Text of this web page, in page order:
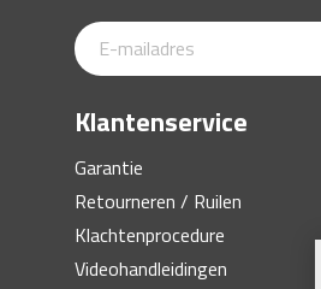
Klantenservice
Garantie
Retourneren / Ruilen
Klachtenprocedure
Videohandleidingen